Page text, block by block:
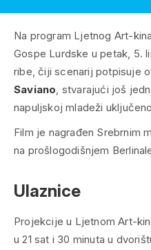
Na program Ljetnog Art-
Gospe Lurdske u petak, 5.
ribe, čiji scenarij potpisuje
Saviano, stvarajući još
napuljskoj mladeži
Film je nagrađen Srebrnim
na prošlogodišnjem
Ulaznice
Projekcije u Ljetnom Art-
u 21 sat i 30 minuta u